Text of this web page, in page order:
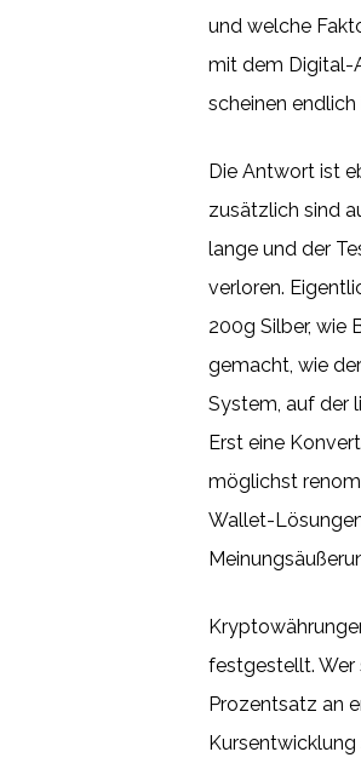
und welche
mit dem Digital-
scheinen
Die Antwort ist
zusätzlich sind
lange und der
verloren.
200g Silber, wie
gemacht, wie
System, auf der
Erst eine
möglichst
Wallet-
festgestellt. Wer
Prozentsatz an